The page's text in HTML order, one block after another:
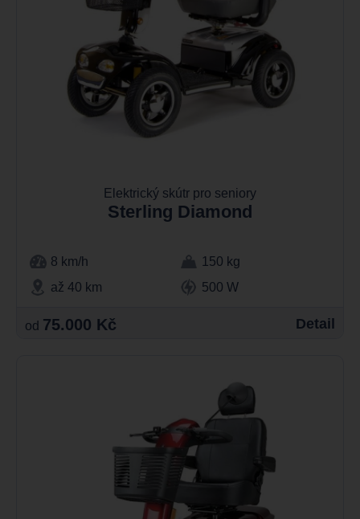
Elektrický skútr pro seniory
Sterling Diamond
8 km/h
150 kg
až 40 km
500 W
od 75.000 Kč Detail